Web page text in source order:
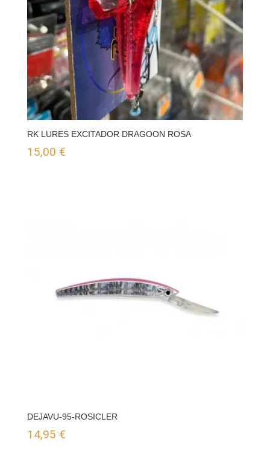
RK LURES EXCITADOR DRAGOON ROSA
15,00 €
DEJAVU-95-ROSICLER
14,95 €